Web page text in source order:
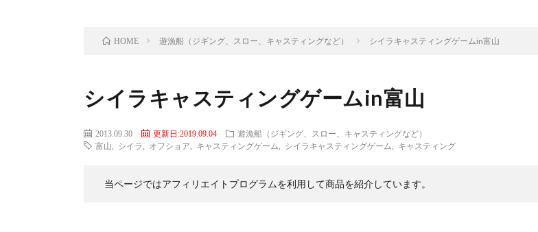
HOME 遊漁船（ジギング、スロー、キャスティングなど） シイラキャスティングゲームin富山
シイラキャスティングゲームin富山
2013.09.30 更新日:2019.09.04
遊漁船（ジギング、スロー、キャスティングなど）
富山
シイラ オフショア キャスティングゲーム シイラキャスティングゲーム キャスティング
当ページではアフィリエイトプログラムを利用して商品を紹介しています。